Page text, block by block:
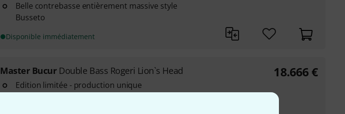
Belle contrebasse entièrement massive style
Busseto
Disponible immédiatement
Master Bucur Double Bass Rogeri Lion`s Head
Edition limitée - production unique
18.666 €